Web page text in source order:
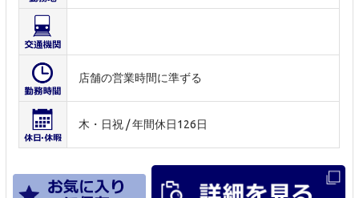
店舗の営業時間に準ずる
木・日祝 / 年間休日126日